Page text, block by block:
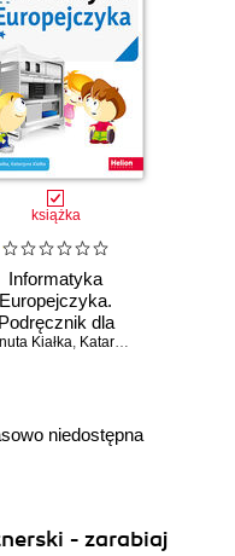
,Justyna Klimczyk,
książka
Informatyka
Europejczyka.
Podręcznik dla
szkoły
Kiałka, Katarzyna Kiałka
niedostępna
- zarabiaj